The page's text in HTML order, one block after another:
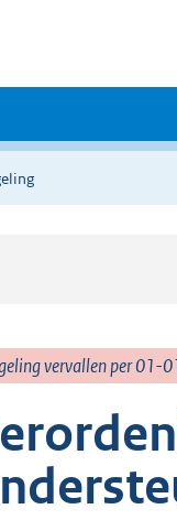
vervallen per 01-